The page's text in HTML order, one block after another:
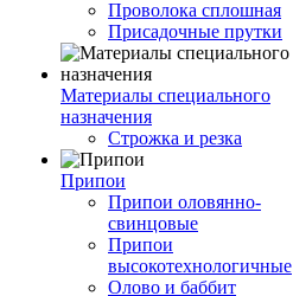
Проволока сплошная
Присадочные прутки
Материалы специального
назначения
Строжка и резка
Припои
Припои оловянно-
свинцовые
Припои
высокотехнологичные
Олово и баббит